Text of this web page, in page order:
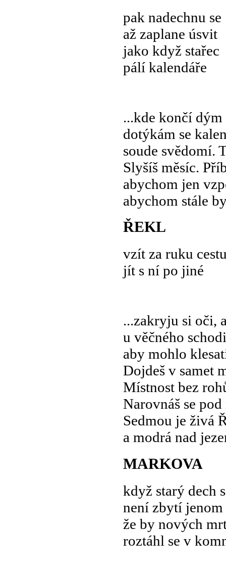
pak nadechnu se
až zaplane úsvit
jako když stařec
pálí kalendáře
...kde končí
dotýkám se
soude svědomí.
Slyšíš měsíc.
abychom jen
abychom stále
ŘEKL
vzít za ruku
jít s ní po jiné
...zakryju si oči,
u věčného
aby mohlo
Dojdeš v samet
Místnost bez
Narovnáš se
Sedmou je živá
a modrá nad
MARKOVA
když starý dech
není zbytí jenom
že by nových
roztáhl se v